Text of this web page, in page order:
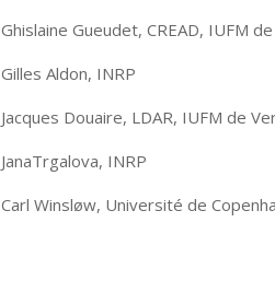
Ghislaine Gueudet, CREAD, IUFM
Gilles Aldon, INRP
Jacques Douaire, LDAR, IUFM de
JanaTrgalova, INRP
Carl Winsløw, Université de